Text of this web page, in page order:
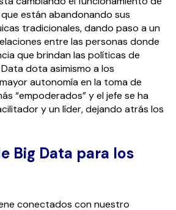
están abandonando sus
tradicionales, dando paso a un
entre las personas donde
que brindan las políticas de
dota asimismo a los
autonomía en la toma de
“empoderados” y el jefe se ha
y un líder, dejando atrás los
Big Data para los
conectados con nuestro